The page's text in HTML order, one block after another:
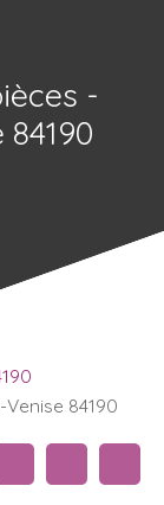
-
84190